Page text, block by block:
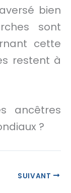
bien
sont
cette
restent à
ancêtres
?
SUIVANT